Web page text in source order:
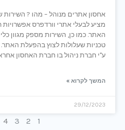
אחסון אתרים מנוהל – מהו ? השירות של
מציע לבעלי אתרי וורדפרס אפשרויות רבות
האתר. כמו כן, השירות מספק מגוון כלים
טכניות שעלולות לצוץ בהפעלת האתר.
ע"י חברת ניהול בו חברת האחסון אחראית
המשך לקרוא »
29/12/2023
3
4
5